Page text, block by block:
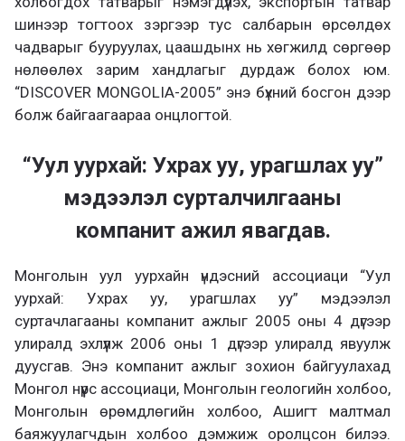
шинээр тогтоох зэргээр тус салбарын өрсөлдөх
чадварыг бууруулах, цаашдынх нь хөгжилд сөргөөр
нөлөөлөх зарим хандлагыг дурдаж болох юм.
“DISCOVER MONGOLIA-2005” энэ бүхний босгон дээр
болж байгаагаараа онцлогтой.
“Уул уурхай: Ухрах уу, урагшлах уу”
мэдээлэл сурталчилгааны
компанит ажил явагдав.
Монголын уул уурхайн үндэсний ассоциаци “Уул
уурхай: Ухрах уу, урагшлах уу” мэдээлэл
суртачлагааны компанит ажлыг 2005 оны 4 дүгээр
улиралд эхлүүлж 2006 оны 1 дүгээр улиралд явуулж
дуусгав. Энэ компанит ажлыг зохион байгуулахад
Монгол нүүрс ассоциаци, Монголын геологийн холбоо,
Монголын өрөмдлөгийн холбоо, Ашигт малтмал
баяжуулагчдын холбоо дэмжиж оролцсон билээ.